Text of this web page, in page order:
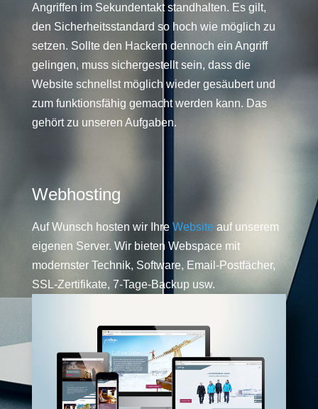
Angriffen im Sekundentakt standhalten. Es gilt,
den Sicherheitsstandard so hoch wie möglich zu
setzen. Sollte den Hackern dennoch ein Angriff
gelingen, muss sichergestellt sein, dass die
Website schnellst möglich wieder gesäubert und
zum funktionsfähig gemacht werden kann. Das
gehört zu unseren Aufgaben.
Webhosting
Auf Wunsch hosten wir Ihre Website auf unserem
eigenen Server. Wir bieten Webspace mit
modernster Technik, Software, Email-Postfächer,
SSL-Zertifikate, 7-Tage-Backup usw.